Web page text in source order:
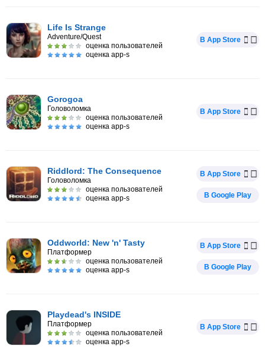
Life Is Strange
Adventure/Quest
оценка пользователей
оценка app-s
В App Store
Gorogoa
Головоломка
оценка пользователей
оценка app-s
В App Store
Riddlord: The Consequence
Головоломка
оценка пользователей
оценка app-s
В App Store
В Google Play
Oddworld: New 'n' Tasty
Платформер
оценка пользователей
оценка app-s
В App Store
В Google Play
Playdead's INSIDE
Платформер
оценка пользователей
оценка app-s
В App Store